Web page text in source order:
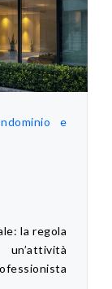
e
la regola